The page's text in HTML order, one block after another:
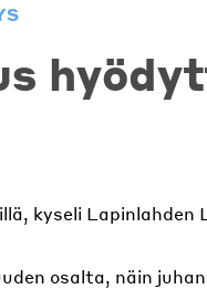
kyseli Lapinlahden
osalta, näin